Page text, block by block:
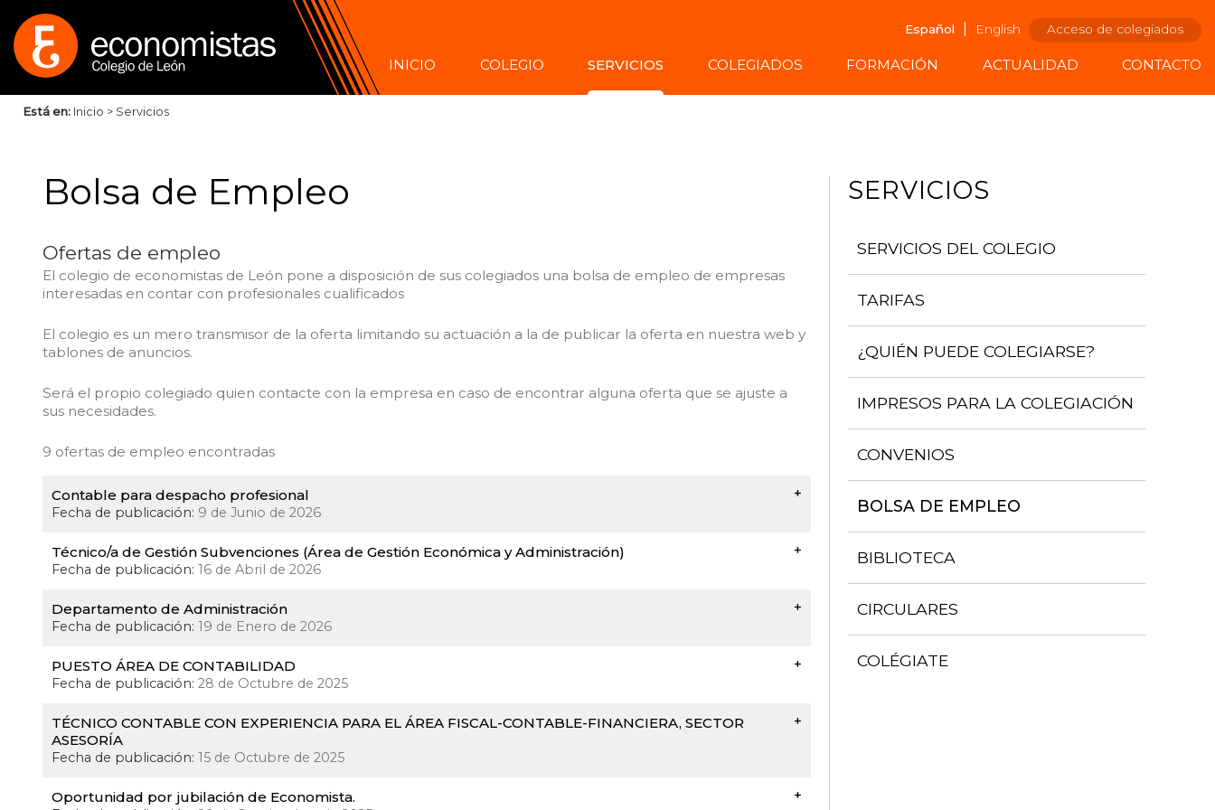
Español English Acceso de colegiados
INICIO COLEGIO SERVICIOS COLEGIADOS FORMACIÓN ACTUALIDAD CONTACTO
Está en: Inicio > Servicios
Bolsa de Empleo
Ofertas de empleo
El colegio de economistas de León pone a disposición de sus colegiados una bolsa de empleo de empresas
interesadas en contar con profesionales cualificados
El colegio es un mero transmisor de la oferta limitando su actuación a la de publicar la oferta en nuestra web y
tablones de anuncios.
Será el propio colegiado quien contacte con la empresa en caso de encontrar alguna oferta que se ajuste a
sus necesidades.
9 ofertas de empleo encontradas
Contable para despacho profesional
Fecha de publicación: 9 de Junio de 2026
Técnico/a de Gestión Subvenciones (Área de Gestión Económica y Administración)
Fecha de publicación: 16 de Abril de 2026
Departamento de Administración
Fecha de publicación: 19 de Enero de 2026
PUESTO ÁREA DE CONTABILIDAD
Fecha de publicación: 28 de Octubre de 2025
TÉCNICO CONTABLE CON EXPERIENCIA PARA EL ÁREA FISCAL-CONTABLE-FINANCIERA, SECTOR
ASESORÍA
Fecha de publicación: 15 de Octubre de 2025
Oportunidad por jubilación de Economista.
SERVICIOS
SERVICIOS DEL COLEGIO
TARIFAS
¿QUIÉN PUEDE COLEGIARSE?
IMPRESOS PARA LA COLEGIACIÓN
CONVENIOS
BOLSA DE EMPLEO
BIBLIOTECA
CIRCULARES
COLÉGIATE